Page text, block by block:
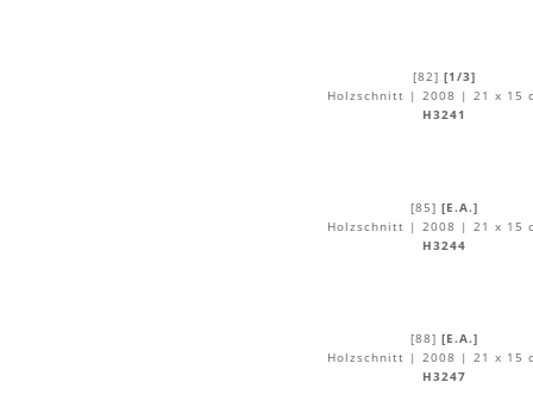
[82] [1/3]
Holzschnitt | 2008 | 21 x 15
H3241
[85] [E.A.]
Holzschnitt | 2008 | 21 x 15
H3244
[88] [E.A.]
Holzschnitt | 2008 | 21 x 15
H3247